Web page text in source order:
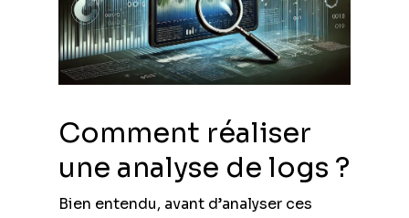
Comment réaliser
une analyse de logs ?
Bien entendu, avant d’analyser ces